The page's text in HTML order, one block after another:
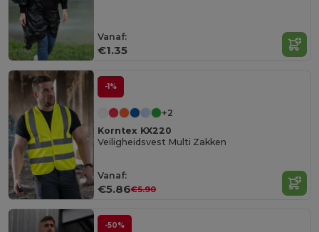
Vanaf:
€1.35
-1%
+2
Korntex KX220
Veiligheidsvest Multi Zakken
Vanaf:
€5.86€5.90
-50%